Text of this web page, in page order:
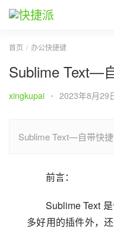
首页 办公快捷键
Sublime Text—
xingkupai • 2023年8月29
Sublime Text—自带快
前言：
Sublime Text
多好用的插件外，